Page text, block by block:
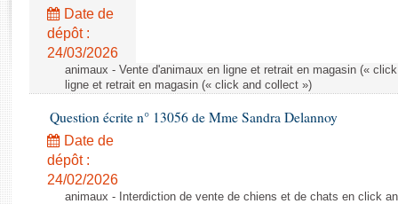
Rapports législatifs
Rapports sur l'application des lois
Baromètre de l’application des lois
Dossiers législatifs
Budget et sécurité sociale
Questions écrites et orales
Comptes rendus des débats
Date de
dépôt :
24/03/2026
animaux - Vente d'animaux en ligne et retrait en magasin («
ligne et retrait en magasin (« click and collect »)
Question écrite n° 13056 de Mme Sandra Delannoy
Date de
dépôt :
24/02/2026
animaux - Interdiction de vente de chiens et de chats en click